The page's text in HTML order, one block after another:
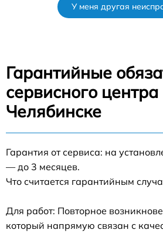
У меня другая
Гарантийные
сервисного центра
Челябинске
Гарантия от сервиса: на
— до 3 месяцев.
Что считается гарантийным
Для работ: Повторное
который напрямую связан с